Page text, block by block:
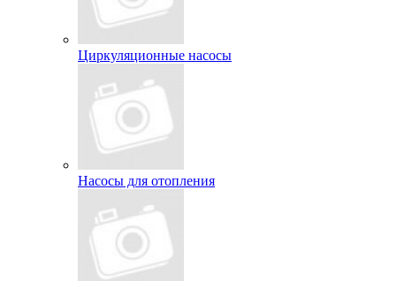
Циркуляционные насосы
Насосы для отопления